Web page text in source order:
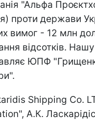
"Альфа
проти держави
вимог - 12 млн
відсотків.
ЮПФ
Shipping Co.
А.К.